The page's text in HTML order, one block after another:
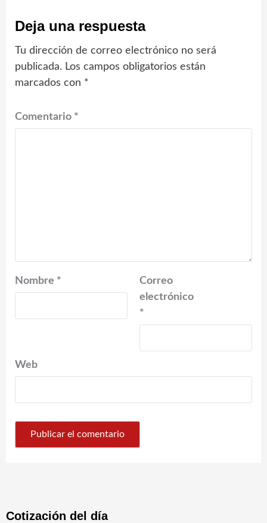
Deja una respuesta
Tu dirección de correo electrónico no será
publicada. Los campos obligatorios están
marcados con *
Comentario *
Nombre *
Correo
electrónico
*
Web
Cotización del día